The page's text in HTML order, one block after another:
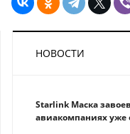
НОВОСТИ
Starlink Маска
авиакомпаниях уже